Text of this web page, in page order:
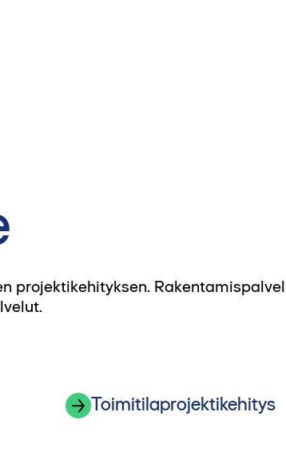
Toimitilaprojektikehitys